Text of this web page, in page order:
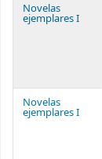
Novelas
ejemplares I
Novelas
ejemplares I